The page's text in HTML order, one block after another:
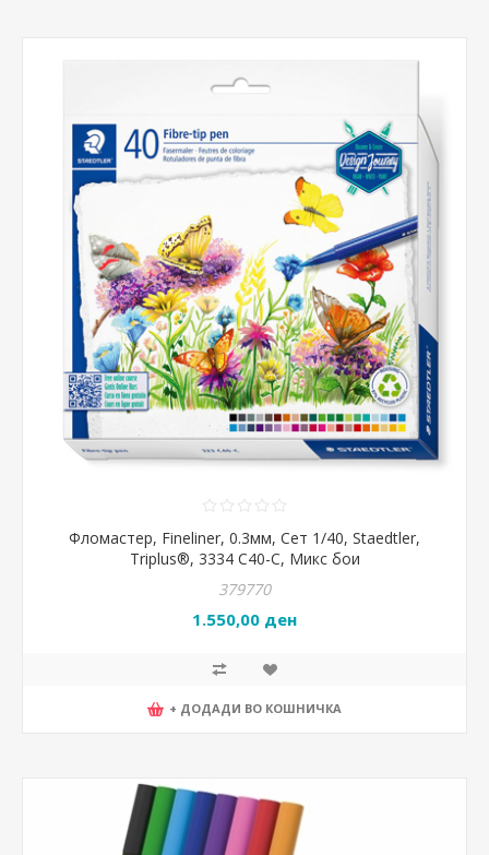
Фломастер, Fineliner, 0.3мм, Сет 1/40, Staedtler,
Тriplus®, 3334 C40-C, Микс бои
379770
1.550,00 ден
+ ДОДАДИ ВО КОШНИЧКА